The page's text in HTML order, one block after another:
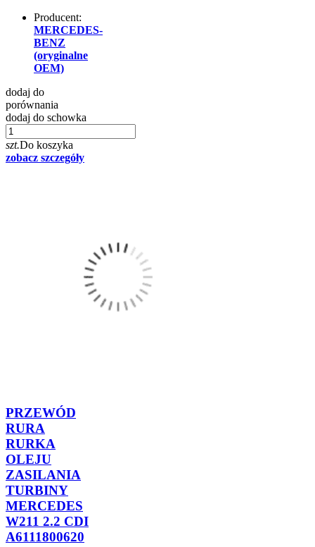
Producent:
MERCEDES-
BENZ
(oryginalne
OEM)
dodaj do
porównania
dodaj do schowka
szt.Do koszyka
zobacz szczegóły
PRZEWÓD
RURA
RURKA
OLEJU
ZASILANIA
TURBINY
MERCEDES
W211 2.2 CDI
A6111800620